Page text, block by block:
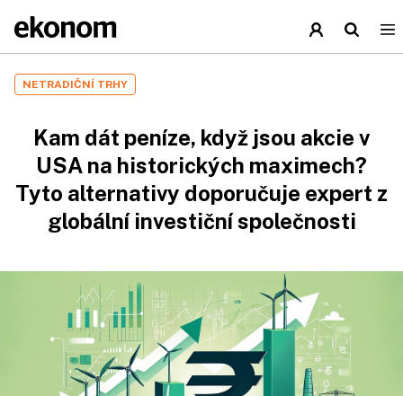
NETRADIČNÍ TRHY
Kam dát peníze, když jsou akcie v
USA na historických maximech?
Tyto alternativy doporučuje expert z
globální investiční společnosti